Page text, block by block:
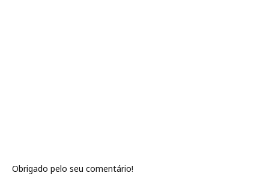
Obrigado pelo seu comentário!